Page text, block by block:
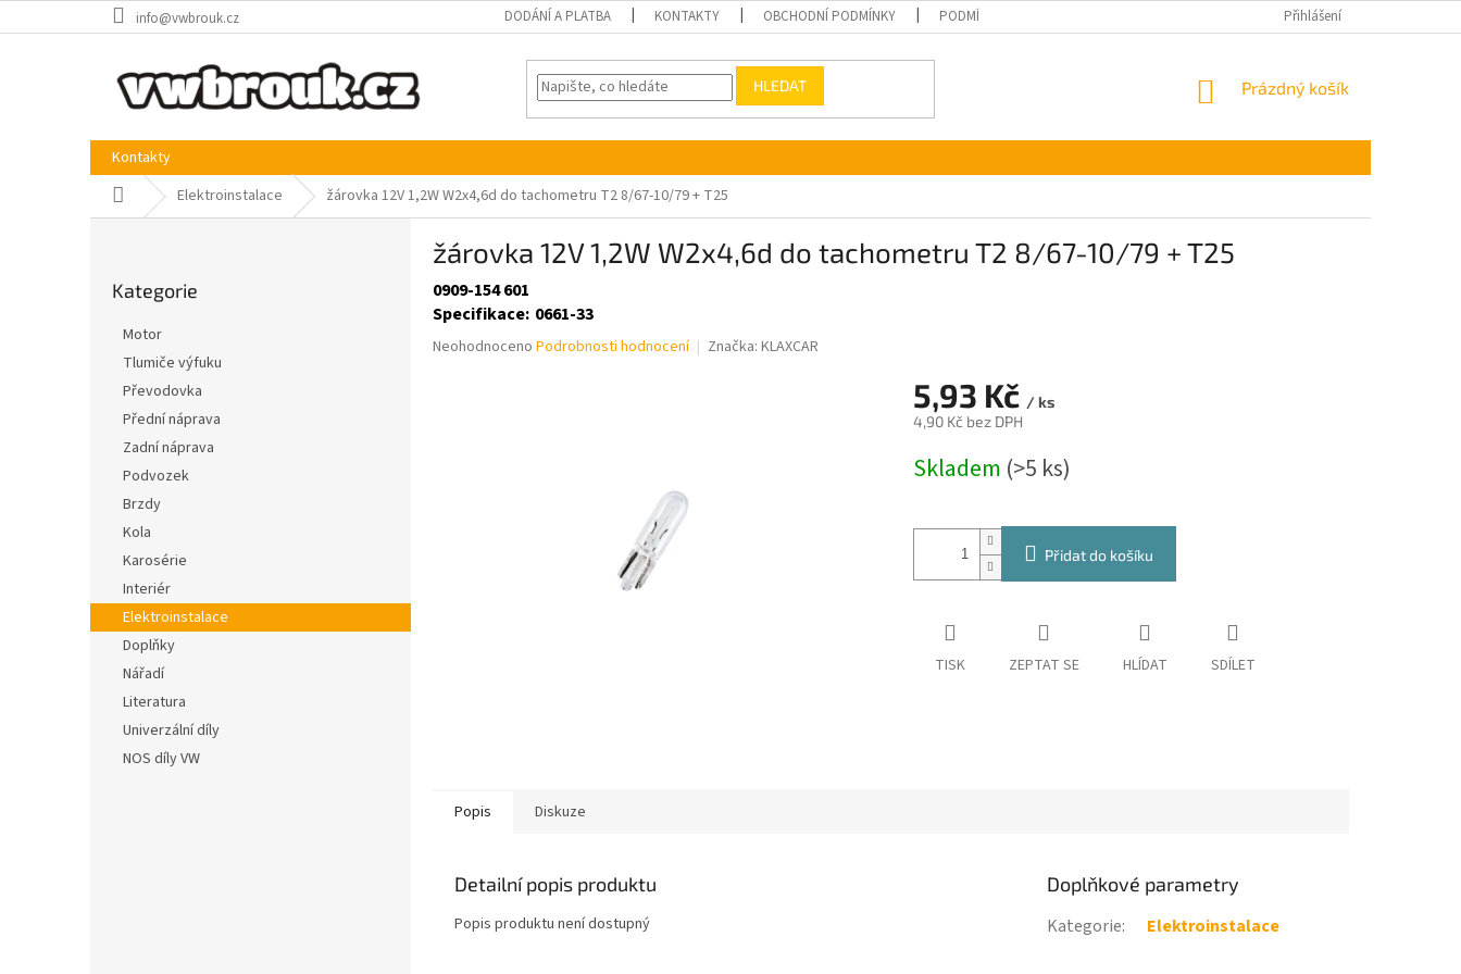
na
info@vwbrouk.cz DODÁNÍ A PLATBA KONTAKTY OBCHODNÍ PODMÍNKY PODMÍNKY OCHRANY OSOBNÍCH ÚDAJŮ Přihlášení
HLEDAT
NÁKUPNÍ
Prázdný košík
Kontakty
Domů Elektroinstalace žárovka 12V 1,2W W2x4,6d do tachometru T2 8/67-10/79 + T25
kategorie
Kategorie
Motor
Tlumiče výfuku
Převodovka
Přední náprava
Zadní náprava
Podvozek
Brzdy
Kola
Karosérie
Interiér
Elektroinstalace
Doplňky
Nářadí
Literatura
Univerzální díly
NOS díly VW
žárovka 12V 1,2W W2x4,6d do tachometru T2 8/67-10/79 + T25
0909-154 601
Specifikace: 0661-33
Průměrné
Neohodnoceno Podrobnosti hodnocení Značka: KLAXCAR
5,93 Kč / ks
4,90 Kč bez DPH
cena:
Skladem (>5 ks)
Přidat do košíku
TISK ZEPTAT SE HLÍDAT SDÍLET
Popis Diskuze
Detailní popis produktu
Popis produktu není dostupný
Doplňkové parametry
Kategorie: Elektroinstalace